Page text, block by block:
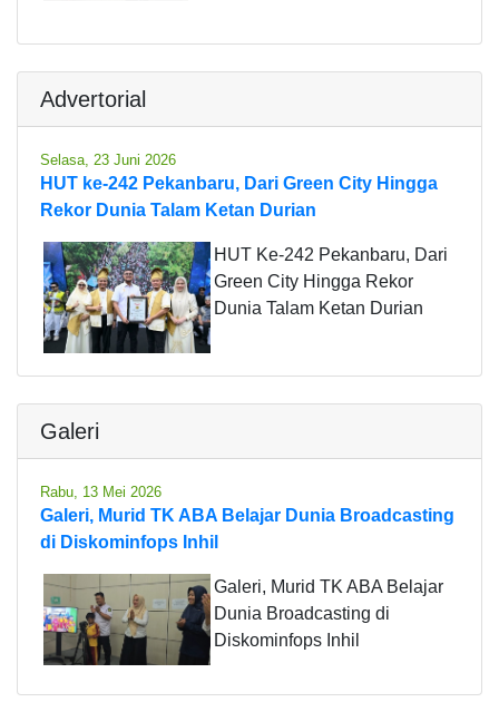
Advertorial
Selasa, 23 Juni 2026
HUT ke-242 Pekanbaru, Dari Green City Hingga
Rekor Dunia Talam Ketan Durian
HUT Ke-242 Pekanbaru, Dari
Green City Hingga Rekor
Dunia Talam Ketan Durian
Galeri
Rabu, 13 Mei 2026
Galeri, Murid TK ABA Belajar Dunia Broadcasting
di Diskominfops Inhil
Galeri, Murid TK ABA Belajar
Dunia Broadcasting di
Diskominfops Inhil